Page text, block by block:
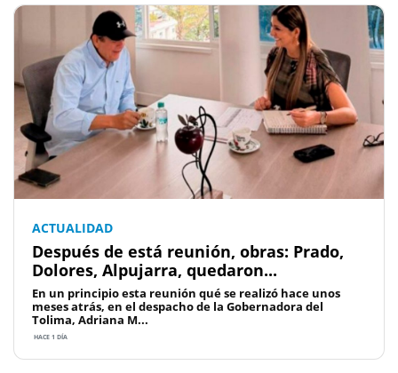
ACTUALIDAD
Después de está reunión, obras: Prado,
Dolores, Alpujarra, quedaron...
En un principio esta reunión qué se realizó hace unos
meses atrás, en el despacho de la Gobernadora del
Tolima, Adriana M...
HACE 1 DÍA